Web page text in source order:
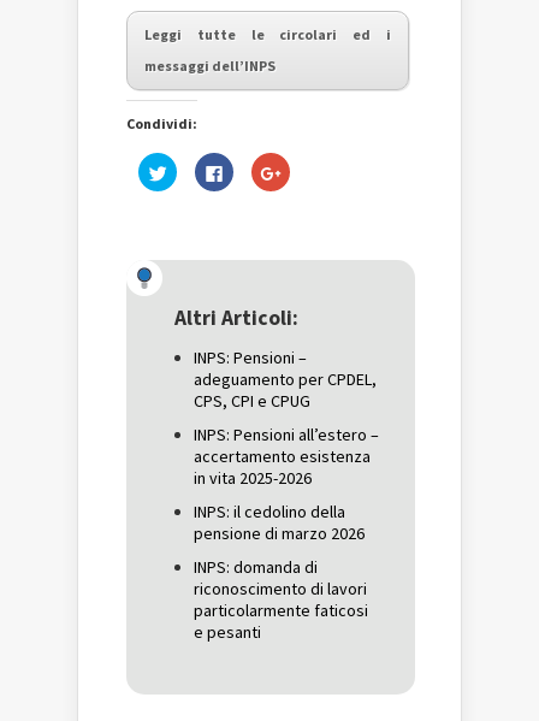
Leggi tutte le circolari ed i
messaggi dell’INPS
Condividi:
Fai
clic
una
nuova
Fai
clic
nuova
finestra)
Fai
clic
una
nuova
Altri Articoli:
INPS: Pensioni –
adeguamento per CPDEL,
CPS, CPI e CPUG
INPS: Pensioni all’estero –
accertamento esistenza
in vita 2025-2026
INPS: il cedolino della
pensione di marzo 2026
INPS: domanda di
riconoscimento di lavori
particolarmente faticosi
e pesanti